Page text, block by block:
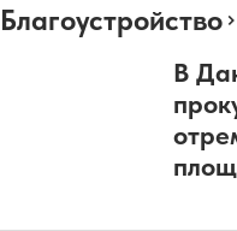
Благоустройство
В